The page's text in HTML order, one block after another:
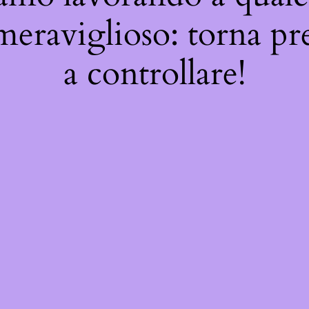
torna
a controllare!